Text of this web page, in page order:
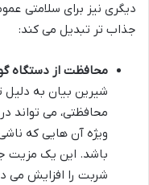
دیگری نیز برای سلامتی
جذاب تر تبدیل می کند:
محافظت از دستگاه
شیرین بیان به
محافظتی، می تواند
ویژه آن هایی که
باشد. این یک مزیت
شربت را افزایش می